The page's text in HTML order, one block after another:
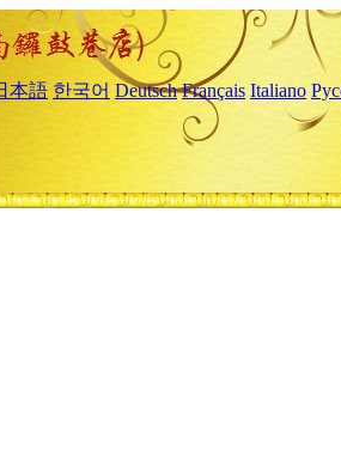
本語 한국어 Deutsch Français Italiano